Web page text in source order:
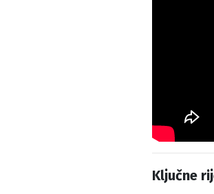
Ključne